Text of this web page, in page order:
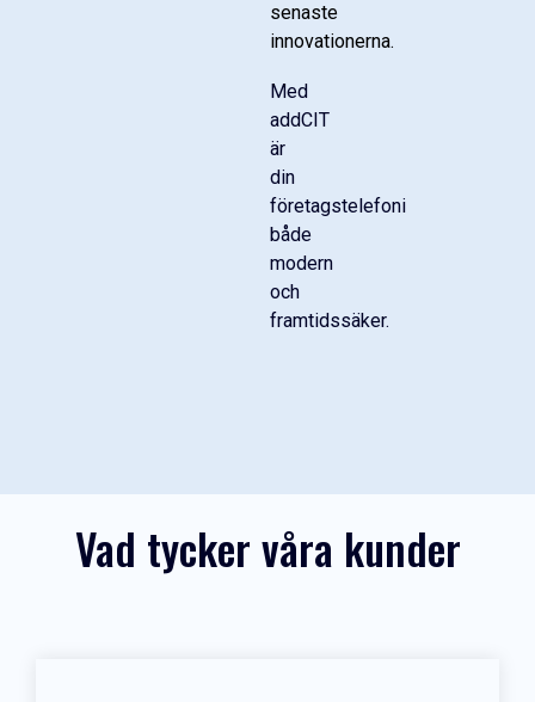
senaste
innovationerna.
Med
addCIT
är
din
företagstelefoni
både
modern
och
framtidssäker.
Vad tycker våra kunder